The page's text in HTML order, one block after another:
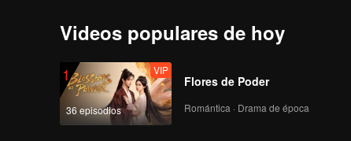
Videos populares de hoy
1
36 episodios
VIP
Flores de Poder
Romántica · Drama de época